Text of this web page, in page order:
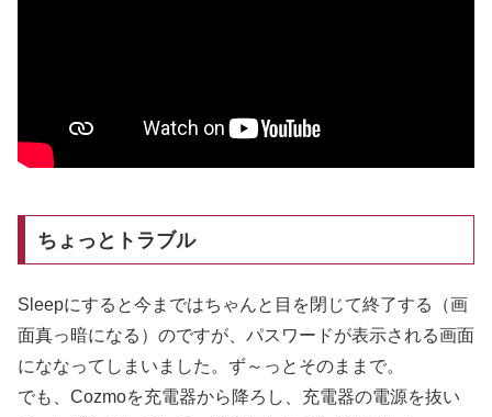
ちょっとトラブル
Sleepにすると今まではちゃんと目を閉じて終了する（画
面真っ暗になる）のですが、パスワードが表示される画面
にななってしまいました。ず～っとそのままで。
でも、Cozmoを充電器から降ろし、充電器の電源を抜い